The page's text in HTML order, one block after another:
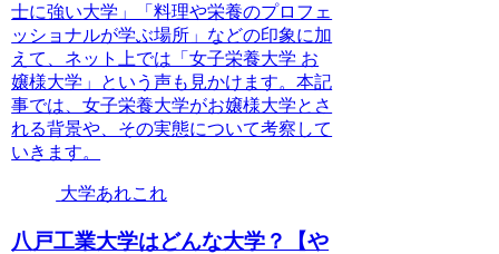
士に強い大学」「料理や栄養のプロフェ
ッショナルが学ぶ場所」などの印象に加
えて、ネット上では「女子栄養大学 お
嬢様大学」という声も見かけます。本記
事では、女子栄養大学がお嬢様大学とさ
れる背景や、その実態について考察して
いきます。
大学あれこれ
八戸工業大学はどんな大学？【や